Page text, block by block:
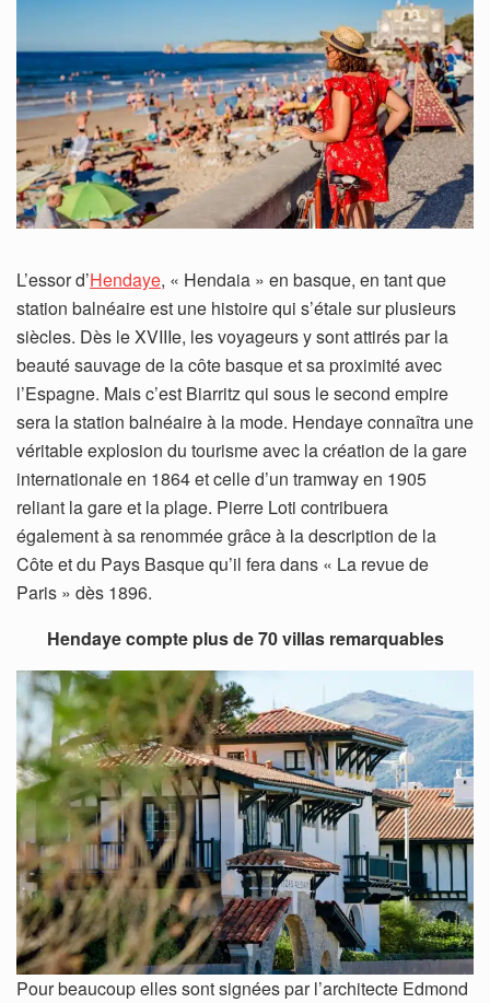
L’essor d’Hendaye, « Hendaia » en basque, en tant que
station balnéaire est une histoire qui s’étale sur plusieurs
siècles. Dès le XVIIIe, les voyageurs y sont attirés par la
beauté sauvage de la côte basque et sa proximité avec
l’Espagne. Mais c’est Biarritz qui sous le second empire
sera la station balnéaire à la mode. Hendaye connaîtra une
véritable explosion du tourisme avec la création de la gare
internationale en 1864 et celle d’un tramway en 1905
reliant la gare et la plage. Pierre Loti contribuera
également à sa renommée grâce à la description de la
Côte et du Pays Basque qu’il fera dans « La revue de
Paris » dès 1896.
Hendaye compte plus de 70 villas remarquables
Pour beaucoup elles sont signées par l’architecte Edmond